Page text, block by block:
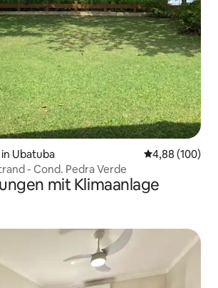
Ubatuba
4,88 (100)
- Cond. Pedra Verde
mit Klimaanlage